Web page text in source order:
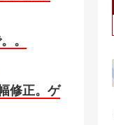
。
修正。ゲ